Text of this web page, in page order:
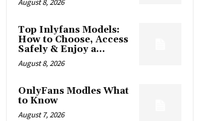
August 8, 2026
Top Inlyfans Models:
How to Choose, Access
Safely & Enjoy a...
August 8, 2026
OnlyFans Modles What
to Know
August 7, 2026